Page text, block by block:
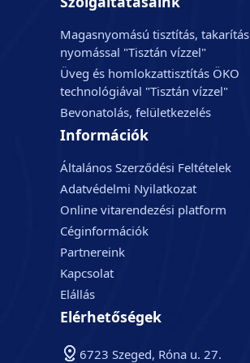
Magasnyomású tisztítás,
nyomással "Tisztán vízzel"
Üveg és homlokzattisztítás ÖKO
technológiával "Tisztán vízzel"
Bevonatolás, felületkezelés
Információk
Általános Szerződési Feltételek
Adatvédelmi Nyilatkozat
Online vitarendezési platform
Céginformációk
Partnereink
Kapcsolat
Elállás
Elérhetőségek
6723 Szeged, Róna u. 27.